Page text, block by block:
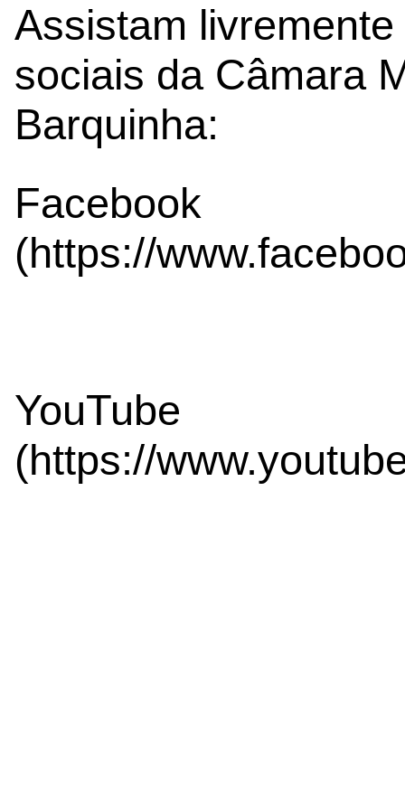
Assistam
sociais da Câmara
Barquinha:
Facebook
(https://
YouTube
(https://